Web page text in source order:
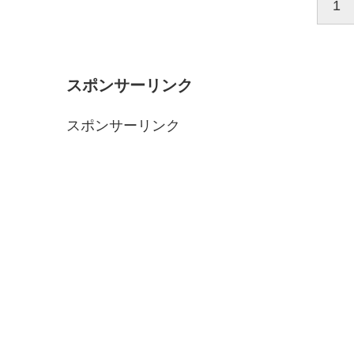
1
スポンサーリンク
スポンサーリンク